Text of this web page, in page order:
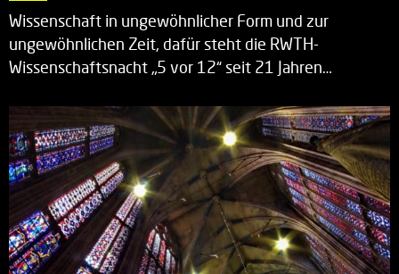
Wissenschaft in ungewöhnlicher Form und zur
ungewöhnlichen Zeit, dafür steht die RWTH-
Wissenschaftsnacht „5 vor 12“ seit 21 Jahren…